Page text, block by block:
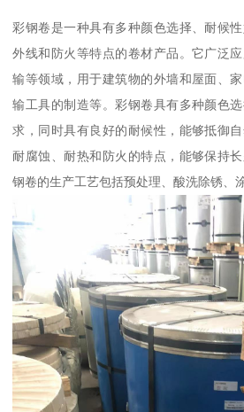
彩钢卷是一种具有多种颜色选择、耐候
外线和防火等特点的卷材产品。它广泛
输等领域，用于建筑物的外墙和屋面、
输工具的制造等。彩钢卷具有多种颜色
求，同时具有良好的耐候性，能够抵御
耐腐蚀、耐热和防火的特点，能够保持
钢卷的生产工艺包括预处理、酸洗除锈、